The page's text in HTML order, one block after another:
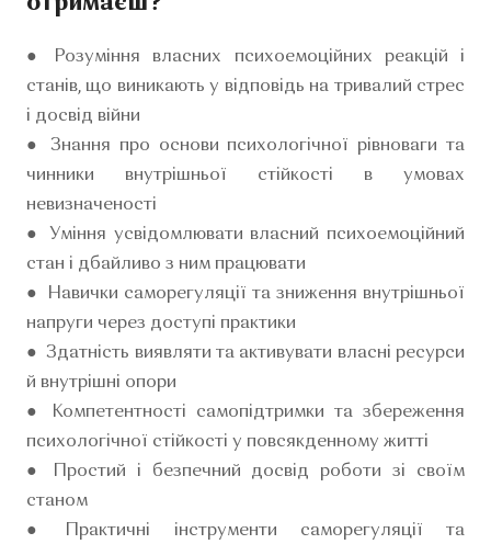
● Розуміння власних психоемоційних реакцій і
станів, що виникають у відповідь на тривалий стрес
і досвід війни
● Знання про основи психологічної рівноваги та
чинники внутрішньої стійкості в умовах
невизначеності
● Уміння усвідомлювати власний психоемоційний
стан і дбайливо з ним працювати
● Навички саморегуляції та зниження внутрішньої
напруги через доступі практики
● Здатність виявляти та активувати власні ресурси
й внутрішні опори
● Компетентності самопідтримки та збереження
психологічної стійкості у повсякденному житті
● Простий і безпечний досвід роботи зі своїм
станом
● Практичні інструменти саморегуляції та